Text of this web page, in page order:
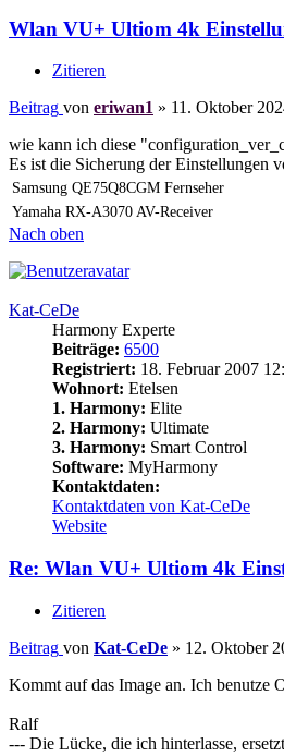
Wlan VU+ Ultiom 4k
Zitieren
Beitrag von eriwan1 » 11. Oktober
wie kann ich diese
Es ist die Sicherung der Einstellungen
Samsung QE75Q8CGM Fernseher
Yamaha RX-A3070 AV-Receiver
Nach oben
Kat-CeDe
Harmony Experte
Beiträge: 6500
Registriert: 18. Februar 2007
Wohnort: Etelsen
1. Harmony: Elite
2. Harmony: Ultimate
3. Harmony: Smart Control
Software: MyHarmony
Kontaktdaten:
Kontaktdaten von Kat-CeDe
Website
Re: Wlan VU+ Ultiom 4k
Zitieren
Beitrag von Kat-CeDe » 12. Oktober
Kommt auf das Image an. Ich benutze
Ralf
--- Die Lücke, die ich hinterlasse,